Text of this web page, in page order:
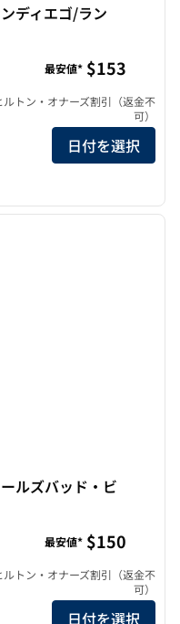
ディエゴ/ラン
エゴ/ランチョ・ベルナルド
最安値* $153
ルトン・オナーズ割引（返金不
可）
日付を選択
1/12
次の
ルズバッド・ビ
バッド・ビーチのホテルの
最安値* $150
ルトン・オナーズ割引（返金不
可）
日付を選択